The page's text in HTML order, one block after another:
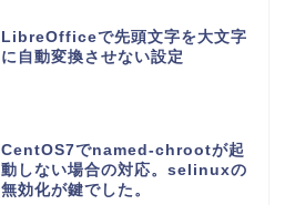
LibreOfficeで先頭文字を大文字
に自動変換させない設定
CentOS7でnamed-chrootが起
動しない場合の対応。selinuxの
無効化が鍵でした。